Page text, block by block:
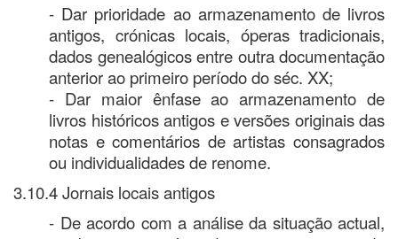
- Dar prioridade ao armazenamento de livros
antigos, crónicas locais, óperas tradicionais,
dados genealógicos entre outra documentação
anterior ao primeiro período do séc. XX;
- Dar maior ênfase ao armazenamento de
livros históricos antigos e versões originais das
notas e comentários de artistas consagrados
ou individualidades de renome.
3.10.4 Jornais locais antigos
- De acordo com a análise da situação actual,